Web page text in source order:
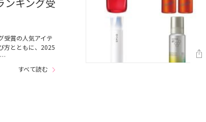
受賞の人気アイテ
方とともに、2025
…
すべて読む